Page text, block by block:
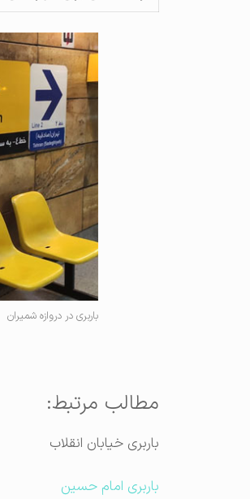
باربری در دروازه شمیران
مطالب مرتبط:
باربری خیابان انقلاب
باربری امام حسین